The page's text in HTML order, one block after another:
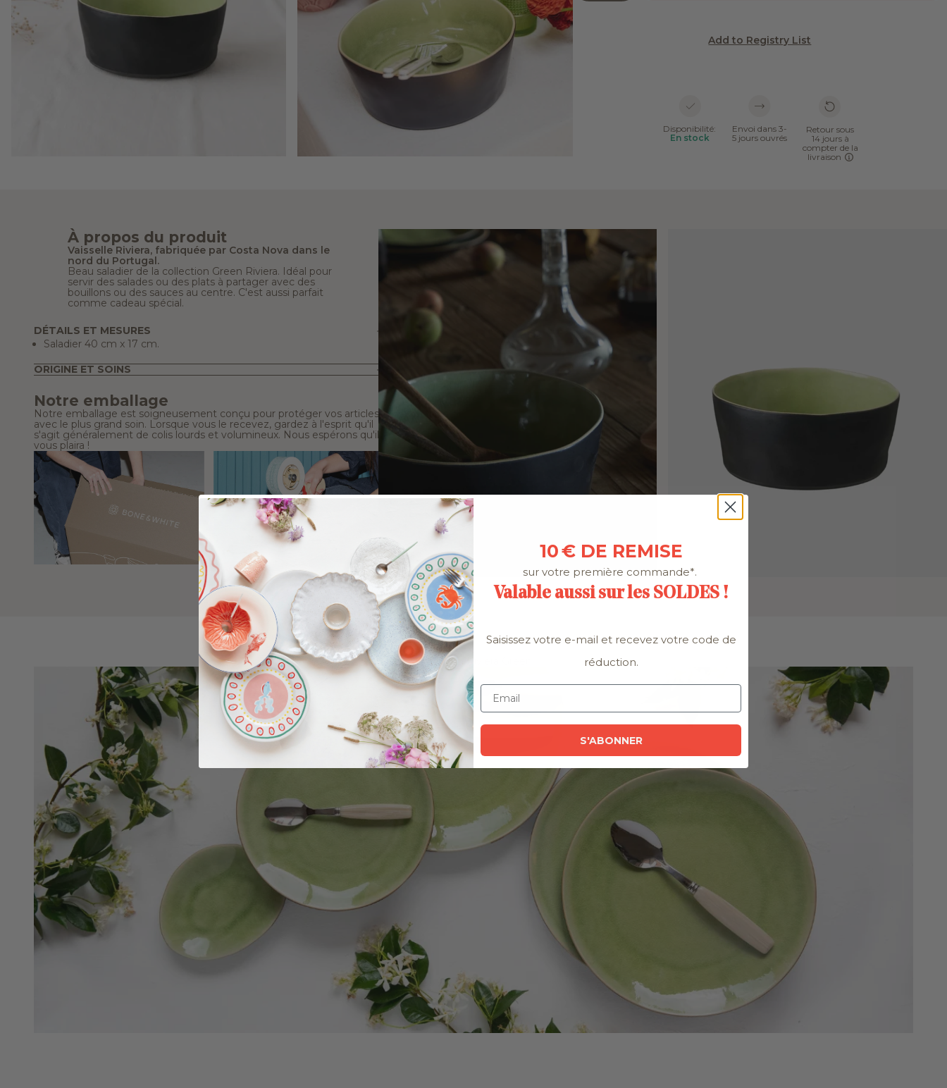
Add to Registry List
Disponibilité:
En stock
Envoi dans 3-
5 jours ouvrés
Retour sous
14 jours à
compter de la
livraison
À propos du produit
Vaisselle Riviera, fabriquée par Costa Nova dans le
nord du Portugal.
Beau saladier de la collection Green Riviera. Idéal pour
servir des salades ou des plats à partager avec des
bouillons ou des sauces au centre. C'est aussi parfait
comme cadeau spécial.
DÉTAILS ET MESURES
Saladier 40 cm x 17 cm.
ORIGINE ET SOINS
Notre emballage
Notre emballage est soigneusement conçu pour protéger vos articles
avec le plus grand soin. Lorsque vous le recevez, gardez à l'esprit qu'il
s'agit généralement de colis lourds et volumineux. Nous espérons qu'il
vous plaira !
Collection Riviera Green
10 € DE REMISE
sur votre première commande*.
Valable aussi sur les SOLDES !
Saisissez votre e-mail et recevez votre code de
réduction.
S'ABONNER